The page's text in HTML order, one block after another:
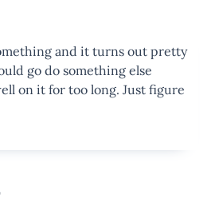
and it turns out pretty
go do something else
on it for too long. Just figure